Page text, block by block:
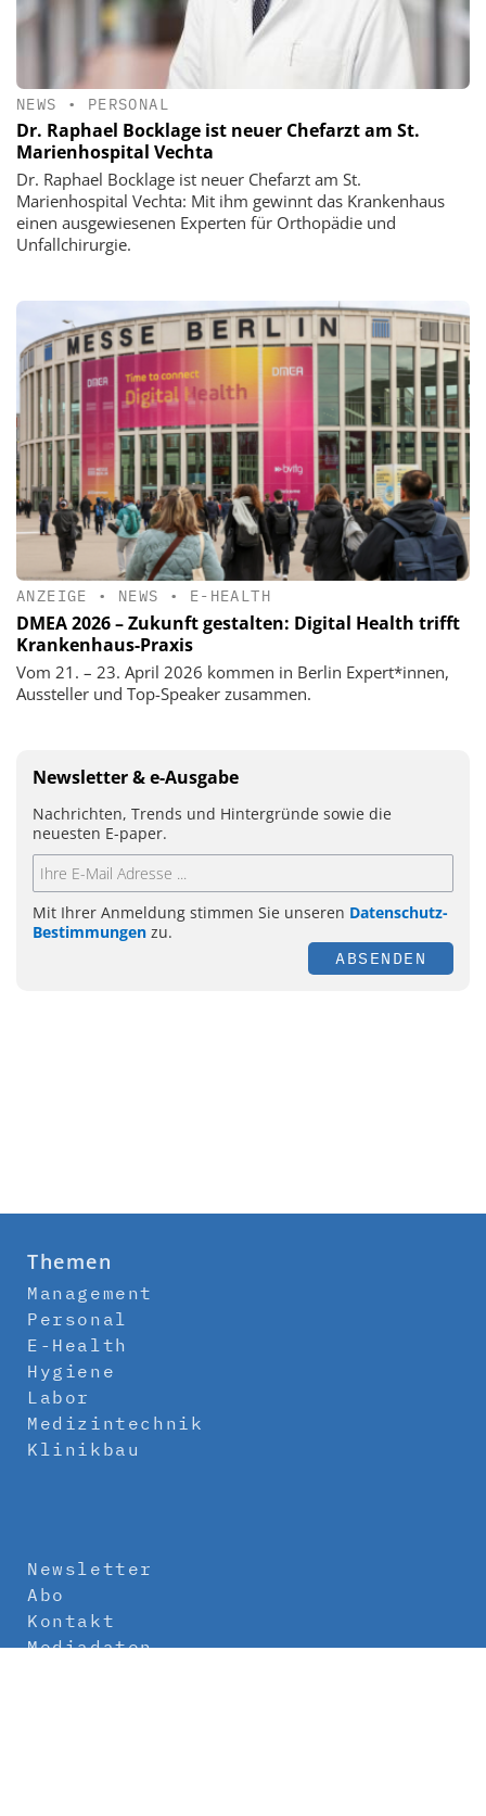
NEWS • PERSONAL
Dr. Raphael Bocklage ist neuer Chefarzt am St.
Marienhospital Vechta
Dr. Raphael Bocklage ist neuer Chefarzt am St.
Marienhospital Vechta: Mit ihm gewinnt das Krankenhaus
einen ausgewiesenen Experten für Orthopädie und
Unfallchirurgie.
ANZEIGE • NEWS • E-HEALTH
DMEA 2026 – Zukunft gestalten: Digital Health trifft
Krankenhaus-Praxis
Vom 21. – 23. April 2026 kommen in Berlin Expert*innen,
Aussteller und Top-Speaker zusammen.
Newsletter & e-Ausgabe
Nachrichten, Trends und Hintergründe sowie die
neuesten E-paper.
Mit Ihrer Anmeldung stimmen Sie unseren Datenschutz-
Bestimmungen zu.
ABSENDEN
Themen
Management
Personal
E-Health
Hygiene
Labor
Medizintechnik
Klinikbau
Newsletter
Abo
Kontakt
Mediadaten